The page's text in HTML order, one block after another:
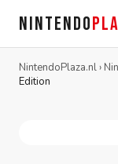
NINTENDO
NintendoPlaza.nl›
Edition